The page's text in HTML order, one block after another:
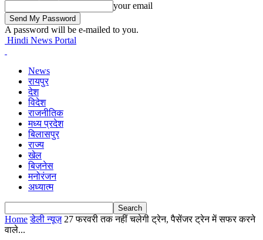
your email
A password will be e-mailed to you.
Hindi News Portal
News
रायपुर
देश
विदेश
राजनीतिक
मध्य प्रदेश
बिलासपुर
राज्य
खेल
बिज़नेस
मनोरंजन
अध्यात्म
Home डेली न्यूज़ 27 फरवरी तक नहीं चलेगी ट्रेन, पैसेंजर ट्रेन में सफर करने
वाले...